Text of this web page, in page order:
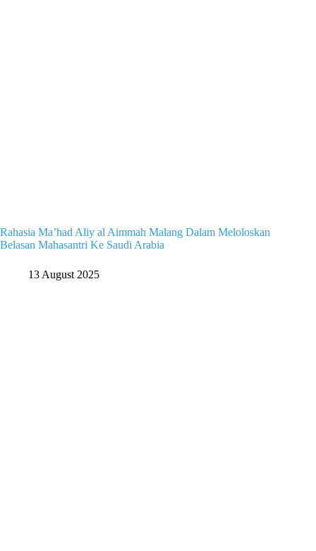
Rahasia Ma’had Aliy al Aimmah Malang Dalam Meloloskan
Belasan Mahasantri Ke Saudi Arabia
13 August 2025